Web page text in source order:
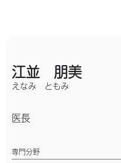
江並 朋美
えなみ ともみ
医長
専門分野